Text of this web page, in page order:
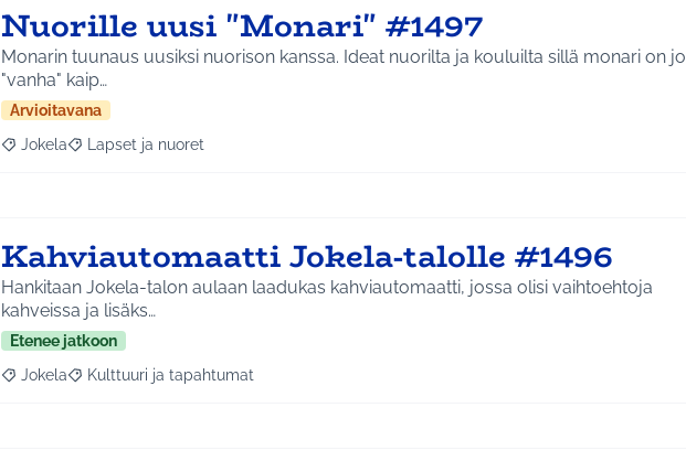
Nuorille uusi "Monari" #1497
Monarin tuunaus uusiksi nuorison kanssa. Ideat nuorilta ja kouluilta sillä monari on jo
"vanha" kaip…
Arvioitavana
Rajaa tulokset aihepiirin mukaan: Jokela
Jokela Rajaa tulokset teeman mukaan: Lapset ja nuoret
Lapset ja nuoret
Kahviautomaatti Jokela-talolle #1496
Hankitaan Jokela-talon aulaan laadukas kahviautomaatti, jossa olisi vaihtoehtoja
kahveissa ja lisäks…
Etenee jatkoon
Rajaa tulokset aihepiirin mukaan: Jokela
Jokela Rajaa tulokset teeman mukaan: Kulttuuri ja tapahtumat
Kulttuuri ja tapahtumat